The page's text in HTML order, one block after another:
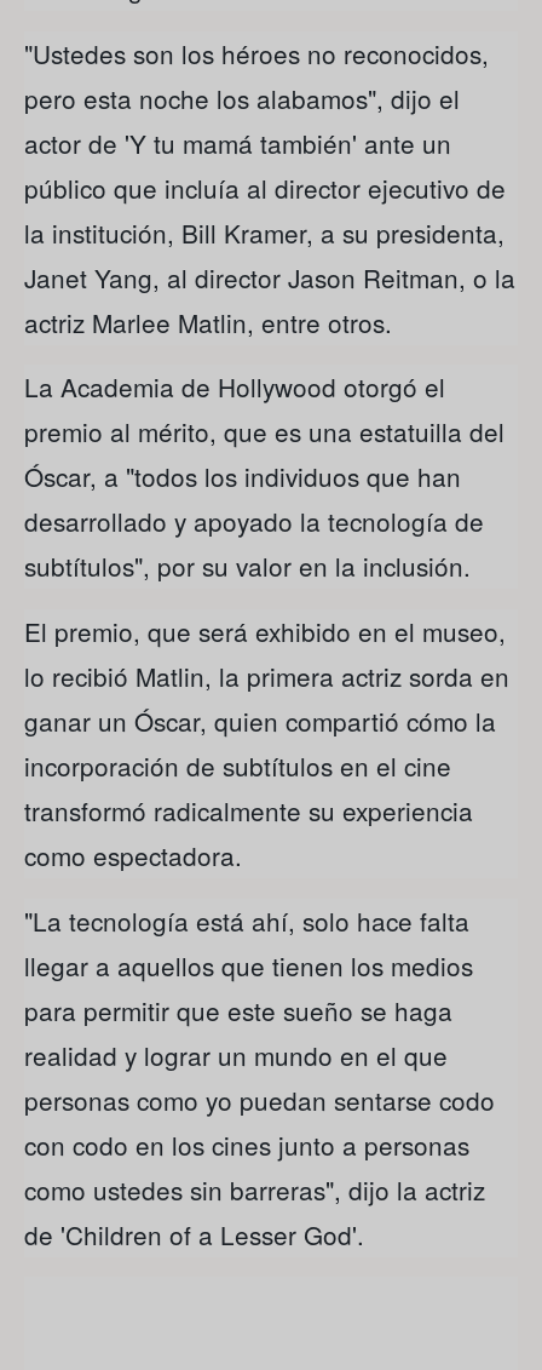
"Ustedes son los héroes no reconocidos,
pero esta noche los alabamos", dijo el
actor de 'Y tu mamá también' ante un
público que incluía al director ejecutivo de
la institución, Bill Kramer, a su presidenta,
Janet Yang, al director Jason Reitman, o la
actriz Marlee Matlin, entre otros.
La Academia de Hollywood otorgó el
premio al mérito, que es una estatuilla del
Óscar, a "todos los individuos que han
desarrollado y apoyado la tecnología de
subtítulos", por su valor en la inclusión.
El premio, que será exhibido en el museo,
lo recibió Matlin, la primera actriz sorda en
ganar un Óscar, quien compartió cómo la
incorporación de subtítulos en el cine
transformó radicalmente su experiencia
como espectadora.
"La tecnología está ahí, solo hace falta
llegar a aquellos que tienen los medios
para permitir que este sueño se haga
realidad y lograr un mundo en el que
personas como yo puedan sentarse codo
con codo en los cines junto a personas
como ustedes sin barreras", dijo la actriz
de 'Children of a Lesser God'.